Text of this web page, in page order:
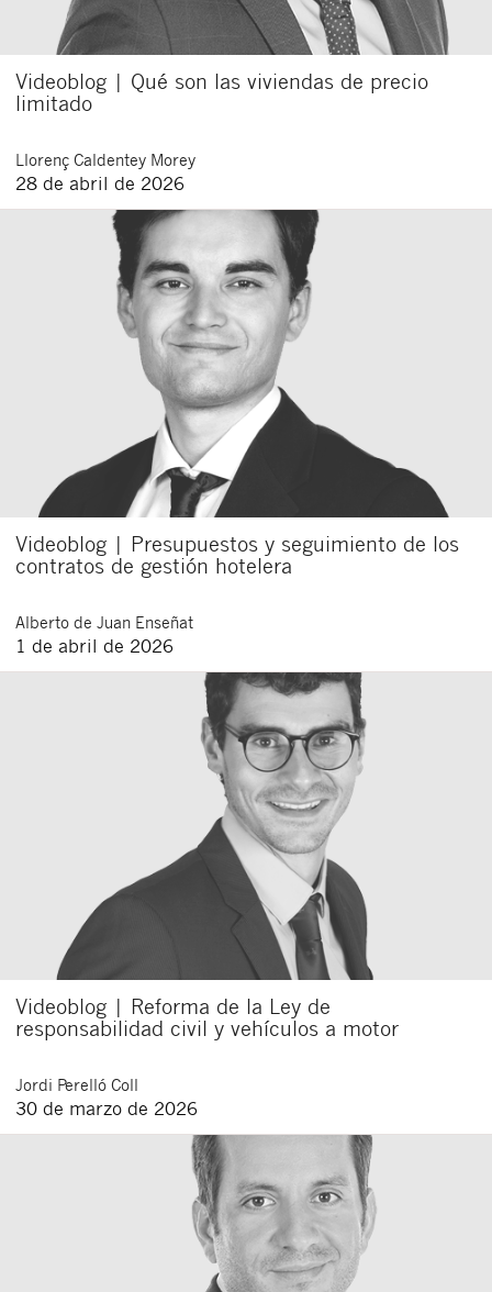
Videoblog | Qué son las viviendas de precio
limitado
Llorenç Caldentey Morey
28 de abril de 2026
Videoblog | Presupuestos y seguimiento de los
contratos de gestión hotelera
Alberto de Juan Enseñat
1 de abril de 2026
Videoblog | Reforma de la Ley de
responsabilidad civil y vehículos a motor
Jordi Perelló Coll
30 de marzo de 2026